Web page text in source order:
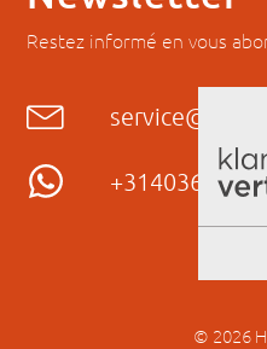
Restez informé en vous
© 2026